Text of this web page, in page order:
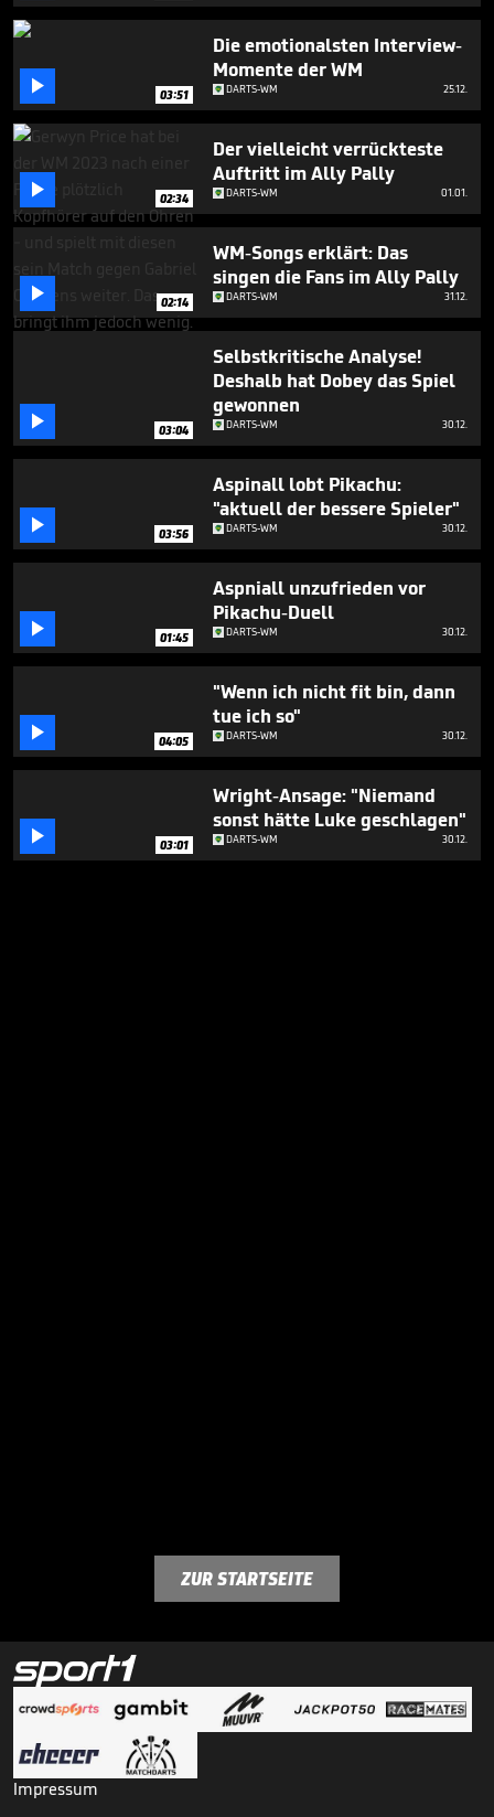
 03:51
Die emotionalsten Interview-
Momente der WM
DARTS-WM 25.12.
 02:34
Der vielleicht verrückteste
Auftritt im Ally Pally
DARTS-WM 01.01.
 02:14
WM-Songs erklärt: Das
singen die Fans im Ally Pally
DARTS-WM 31.12.
 03:04
Selbstkritische Analyse!
Deshalb hat Dobey das Spiel
gewonnen
DARTS-WM 30.12.
 03:56
Aspinall lobt Pikachu:
"aktuell der bessere Spieler"
DARTS-WM 30.12.
 01:45
Aspniall unzufrieden vor
Pikachu-Duell
DARTS-WM 30.12.
 04:05
"Wenn ich nicht fit bin, dann
tue ich so"
DARTS-WM 30.12.
 03:01
Wright-Ansage: "Niemand
sonst hätte Luke geschlagen"
DARTS-WM 30.12.
ZUR STARTSEITE
Impressum